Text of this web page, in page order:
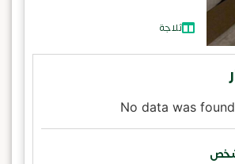
ثلاجة
No data was found